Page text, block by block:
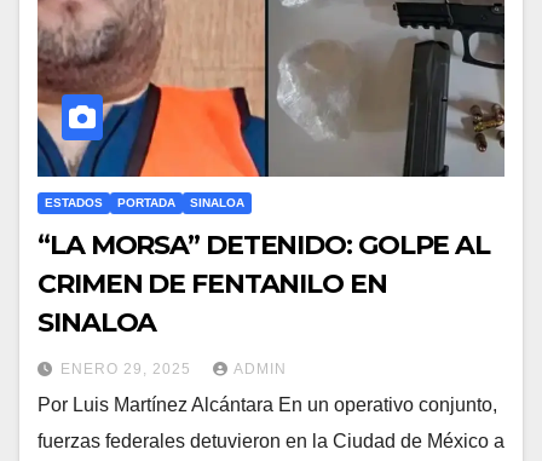
ESTADOS PORTADA SINALOA
“LA MORSA” DETENIDO: GOLPE AL
CRIMEN DE FENTANILO EN
SINALOA
ENERO 29, 2025 ADMIN
Por Luis Martínez Alcántara En un operativo conjunto,
fuerzas federales detuvieron en la Ciudad de México a